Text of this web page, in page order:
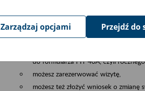
możesz złożyć wniosek o wydanie
masz dostęp do zwolnień
Jeśli jesteś świadczeniobiorcą
masz dostęp m.in. do formularza
do formularza PIT 40A, czyli
możesz zarezerwować wizytę,
możesz też złożyć wniosek o zmianę
Zarządzaj opcjami Przejdź do